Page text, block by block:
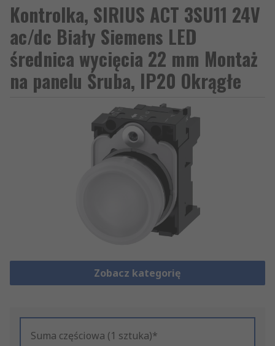
Kontrolka, SIRIUS ACT 3SU11 24V
ac/dc Biały Siemens LED
średnica wycięcia 22 mm Montaż
na panelu Śruba, IP20 Okrągłe
Zobacz kategorię
Suma częściowa (1 sztuka)*